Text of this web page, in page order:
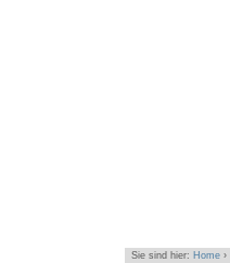
Sie sind hier: Home›